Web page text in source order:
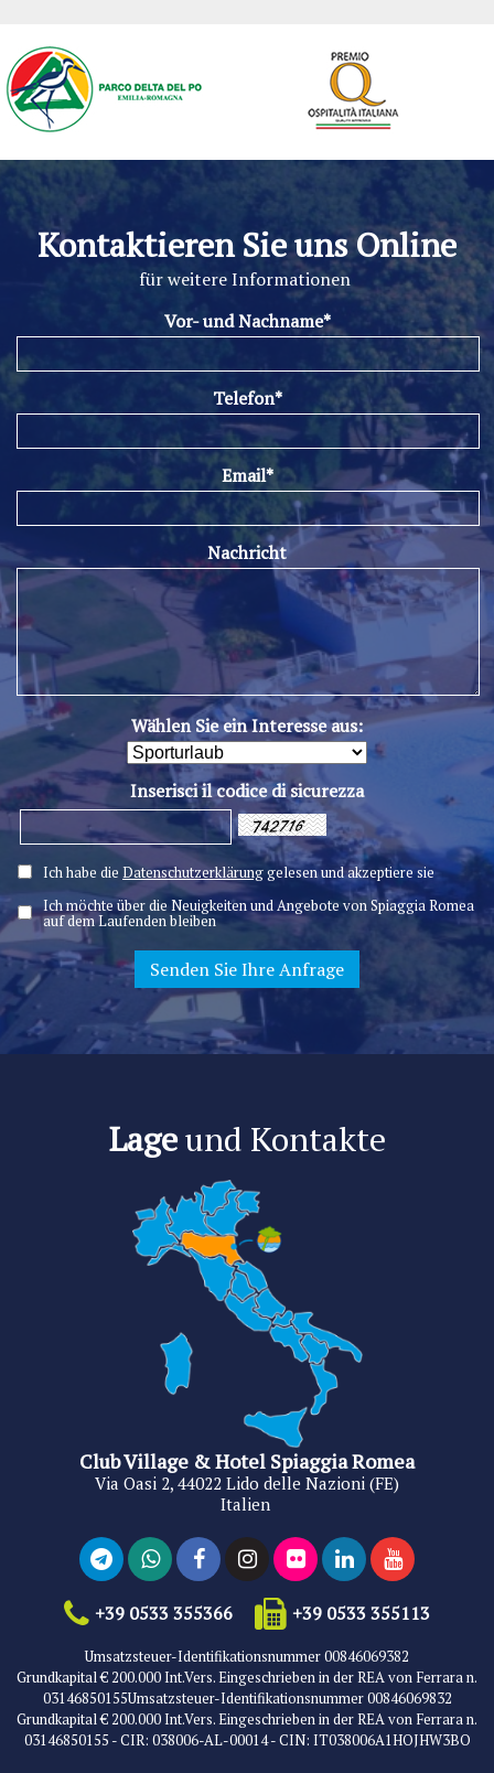
Kontaktieren Sie uns Online
für weitere Informationen
Vor- und Nachname*
Telefon*
Email*
Nachricht
Wählen Sie ein Interesse aus:
Inserisci il codice di sicurezza
Ich habe die Datenschutzerklärunggelesen und akzeptiere sie
Ich möchte über die Neuigkeiten und Angebote von Spiaggia Romea
auf dem Laufenden bleiben
Lageund Kontakte
Club Village & Hotel Spiaggia Romea
Via Oasi 2, 44022 Lido delle Nazioni (FE)
Italien
+39 0533 355366 +39 0533 355113
Umsatzsteuer-Identifikationsnummer 00846069382
Grundkapital € 200.000 Int.Vers. Eingeschrieben in der REA von Ferrara n.
03146850155Umsatzsteuer-Identifikationsnummer 00846069832
Grundkapital € 200.000 Int.Vers. Eingeschrieben in der REA von Ferrara n.
03146850155 - CIR: 038006-AL-00014 - CIN: IT038006A1HOJHW3BO